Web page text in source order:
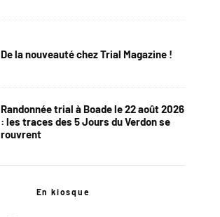
De la nouveauté chez Trial Magazine !
Randonnée trial à Boade le 22 août 2026
: les traces des 5 Jours du Verdon se
rouvrent
En kiosque